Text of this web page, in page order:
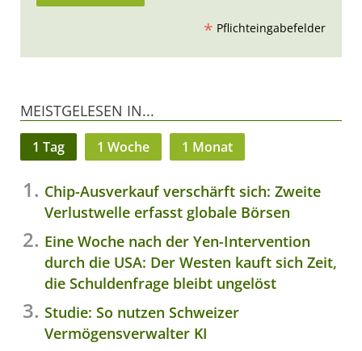
* Pflichteingabefelder
MEISTGELESEN IN...
1 Tag 1 Woche 1 Monat
Chip-Ausverkauf verschärft sich: Zweite
Verlustwelle erfasst globale Börsen
Eine Woche nach der Yen-Intervention
durch die USA: Der Westen kauft sich Zeit,
die Schuldenfrage bleibt ungelöst
Studie: So nutzen Schweizer
Vermögensverwalter KI